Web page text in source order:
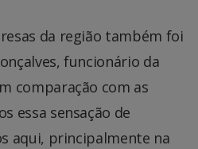
da região também foi
funcionário da
comparação com as
essa sensação de
aqui, principalmente na